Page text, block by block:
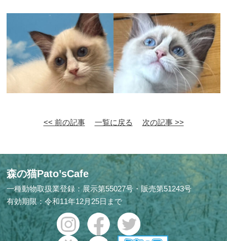
<< 前の記事 一覧に戻る 次の記事 >>
森の猫Pato’sCafe
一種動物取扱業登録：展示第55027号・販売第51243号
有効期限：令和11年12月25日まで